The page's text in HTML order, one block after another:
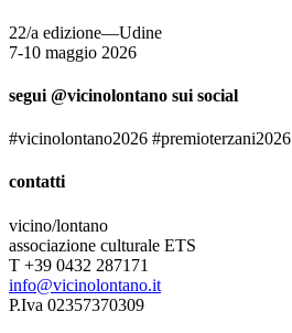
22/a edizione—Udine
7-10 maggio 2026
segui @vicinolontano sui social
#vicinolontano2026 #premioterzani2026
contatti
vicino/lontano
associazione culturale ETS
T +39 0432 287171
info@vicinolontano.it
P.Iva 02357370309